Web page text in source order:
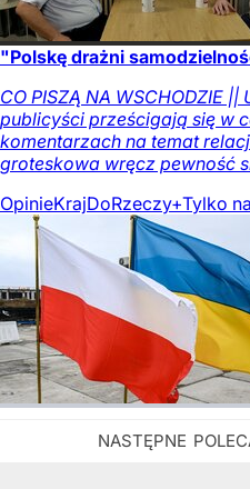
"Polskę drażni
CO PISZĄ NA WSCHODZIE
publicyści prześcigają się w
komentarzach na temat
groteskowa wręcz pewność
OpinieKrajDoRzeczy+Tylko